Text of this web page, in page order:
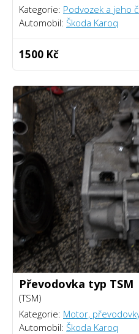
Kategorie: Podvozek a jeho
Automobil: Škoda Karoq
1500 Kč
Převodovka typ TSM
(TSM)
Kategorie: Motor,
Automobil: Škoda Karoq